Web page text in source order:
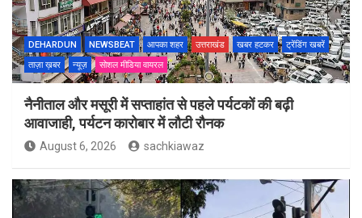
DEHARDUN NEWSBEAT आपका शहर उत्तराखंड खबर हटकर
ट्रेंडिंग खबरें
ताज़ा ख़बर
न्यूज़ सोशल मीडिया वायरल
नैनीताल और मसूरी में सप्ताहांत से पहले पर्यटकों की बढ़ी
आवाजाही, पर्यटन कारोबार में लौटी रौनक
August 6, 2026 sachkiawaz